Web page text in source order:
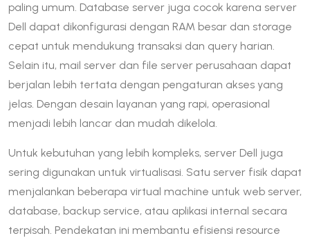
paling umum. Database server juga cocok karena server
Dell dapat dikonfigurasi dengan RAM besar dan storage
cepat untuk mendukung transaksi dan query harian.
Selain itu, mail server dan file server perusahaan dapat
berjalan lebih tertata dengan pengaturan akses yang
jelas. Dengan desain layanan yang rapi, operasional
menjadi lebih lancar dan mudah dikelola.
Untuk kebutuhan yang lebih kompleks, server Dell juga
sering digunakan untuk virtualisasi. Satu server fisik dapat
menjalankan beberapa virtual machine untuk web server,
database, backup service, atau aplikasi internal secara
terpisah. Pendekatan ini membantu efisiensi resource